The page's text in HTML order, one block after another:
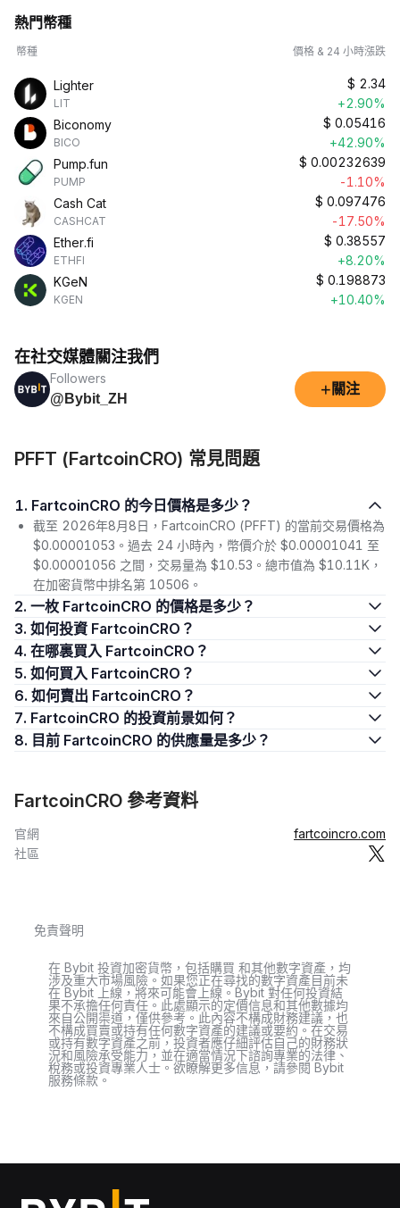
熱門幣種
幣種 價格 & 24 小時漲跌
Lighter
LIT
$ 2.34
+2.90%
Biconomy
BICO
$ 0.05416
+42.90%
Pump.fun
PUMP
$ 0.00232639
-1.10%
Cash Cat
CASHCAT
$ 0.097476
-17.50%
Ether.fi
ETHFI
$ 0.38557
+8.20%
KGeN
KGEN
$ 0.198873
+10.40%
在社交媒體關注我們
Followers
@Bybit_ZH
+ 關注
PFFT (FartcoinCRO) 常見問題
1. FartcoinCRO 的今日價格是多少？
截至 2026年8月8日，FartcoinCRO (PFFT) 的當前交易價格為
$0.00001053。過去 24 小時內，幣價介於 $0.00001041 至
$0.00001056 之間，交易量為 $10.53。總市值為 $10.11K，
在加密貨幣中排名第 10506。
2. 一枚 FartcoinCRO 的價格是多少？
3. 如何投資 FartcoinCRO？
4. 在哪裏買入 FartcoinCRO？
5. 如何買入 FartcoinCRO？
6. 如何賣出 FartcoinCRO？
7. FartcoinCRO 的投資前景如何？
8. 目前 FartcoinCRO 的供應量是多少？
FartcoinCRO 參考資料
官網
fartcoincro.com
社區
免責聲明
在 Bybit 投資加密貨幣，包括購買 和其他數字資產，均
涉及重大市場風險。如果您正在尋找的數字資產目前未
在 Bybit 上線，將來可能會上線。Bybit 對任何投資結
果不承擔任何責任。此處顯示的定價信息和其他數據均
來自公開渠道，僅供參考。此內容不構成財務建議，也
不構成買賣或持有任何數字資產的建議或要約。在交易
或持有數字資產之前，投資者應仔細評估自己的財務狀
況和風險承受能力，並在適當情況下諮詢專業的法律、
稅務或投資專業人士。欲瞭解更多信息，請參閱 Bybit
服務條款。